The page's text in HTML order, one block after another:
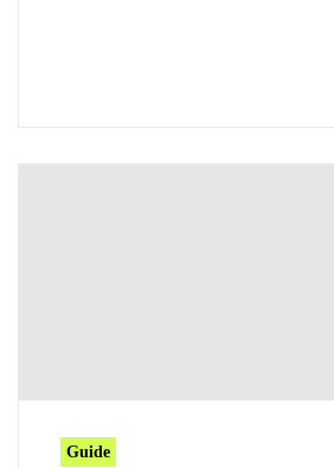
Guide